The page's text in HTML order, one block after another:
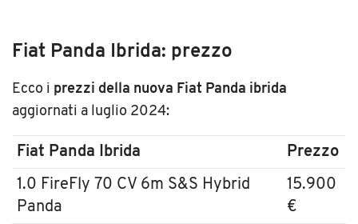
Fiat Panda Ibrida: prezzo
Ecco i prezzi della nuova Fiat Panda ibrida
aggiornati a luglio 2024:
Fiat Panda Ibrida Prezzo
1.0 FireFly 70 CV 6m S&S Hybrid
Panda
15.900
€